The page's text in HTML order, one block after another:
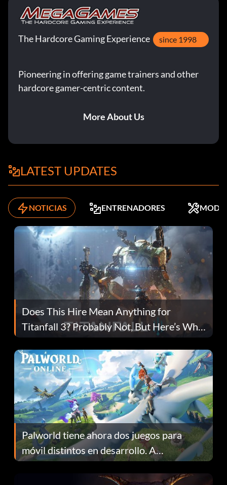
The Hardcore Gaming Experience since 1998
Pioneering in offering game trainers and other
hardcore gamer-centric content.
More About Us
LATEST UPDATES
NOTICIAS ENTRENADORES MODS
Does This Hire Mean Anything for
Titanfall 3? Probably Not, But Here’s Why
Fans Are Hopeful
Palworld tiene ahora dos juegos para
móvil distintos en desarrollo. A
continuación te explicamos por qué.